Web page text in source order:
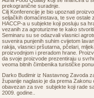
prekogranične suradnje.
Cilj Konferencije je bio upoznati
seljačkih domaćinstava, te sve ostale
HACCP-a u subjekte koji posluju sa
vezanih za agroturizme te kako
Seminaru su se odazvali vlasnici
suvenira punjenih suhim cvijetom
rakija, vlasnici pršutarna, pčelari,
proizvodnjom i preradom hrane.
da svoje proizvode prezentiraju u
veoma bitnih čimbenika turističke
Darko Budimir iz Nastavnog Zavoda
županije naglasio je da prema
obavezan za sve subjekte koji rade
2009. godine..